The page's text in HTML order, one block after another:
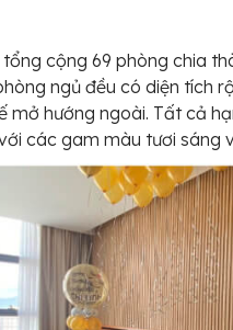
cộng 69 phòng chia
ngủ đều có diện tích
mở hướng ngoài. Tất cả
các gam màu tươi sáng